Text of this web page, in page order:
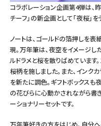
コラボレーション企画第4弾は、
チーフ」の新企画として「夜桜」
ノートは、ゴールドの箔押しを
現。万年筆は、夜空をイメージ
ルドラメと桜を散りばめています
桜柄を施しました。また、インク
を新たに調色。ギフトボックス
の花びらに心動かされながら書
ーショナリーセットです。